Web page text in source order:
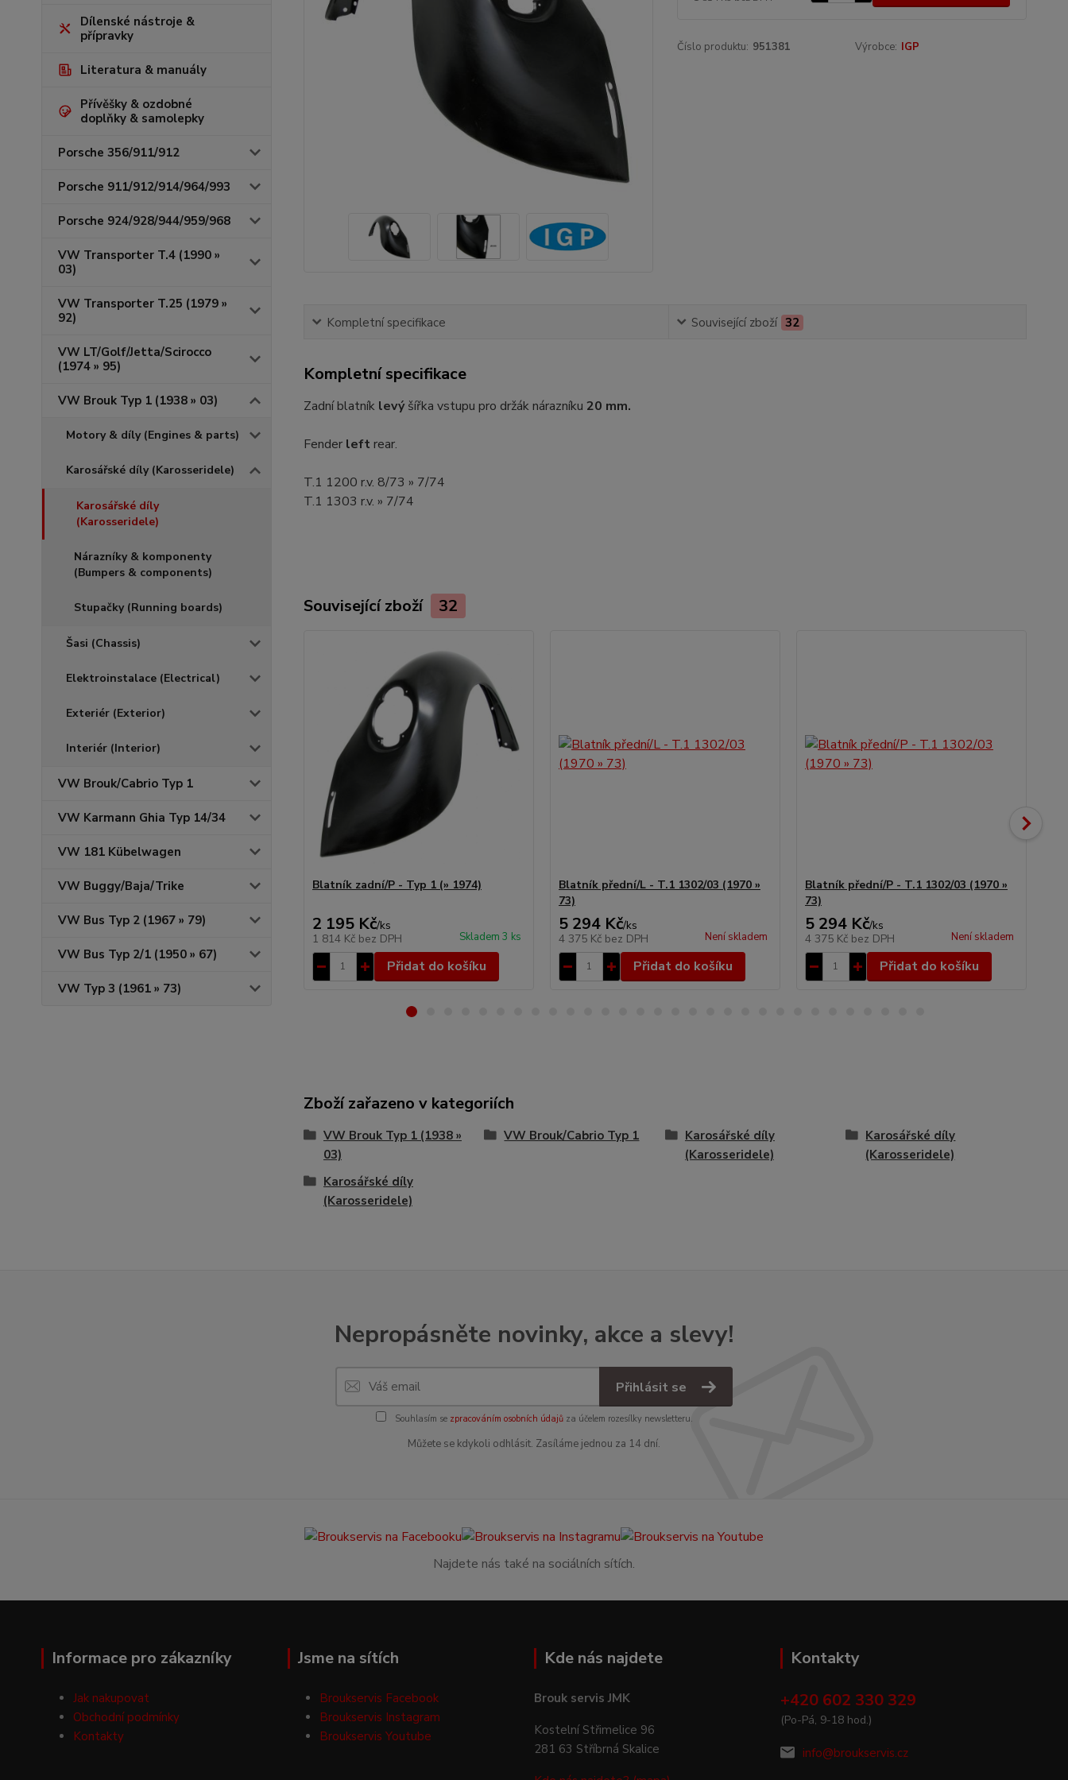
Dílenské nástroje &
přípravky
Literatura & manuály
Přívěšky & ozdobné
doplňky & samolepky
Porsche 356/911/912
Porsche 911/912/914/964/993
Porsche 924/928/944/959/968
VW Transporter T.4 (1990 »
03)
VW Transporter T.25 (1979 »
92)
VW LT/Golf/Jetta/Scirocco
(1974 » 95)
VW Brouk Typ 1 (1938 » 03)
Motory & díly (Engines & parts)
Karosářské díly (Karosseridele)
Karosářské díly
(Karosseridele)
Nárazníky & komponenty
(Bumpers & components)
Stupačky (Running boards)
Šasi (Chassis)
Elektroinstalace (Electrical)
Exteriér (Exterior)
Interiér (Interior)
VW Brouk/Cabrio Typ 1
VW Karmann Ghia Typ 14/34
VW 181 Kübelwagen
VW Buggy/Baja/Trike
VW Bus Typ 2 (1967 » 79)
VW Bus Typ 2/1 (1950 » 67)
VW Typ 3 (1961 » 73)
Číslo produktu: 951381 Výrobce: IGP
Kompletní specifikace Související zboží 32
Kompletní specifikace
Zadní blatník levýšířka vstupu pro držák nárazníku 20 mm.
Fender left rear.
T.1 1200 r.v. 8/73 » 7/74
T.1 1303 r.v. » 7/74
Související zboží 32
Blatník zadní/P - Typ 1 (» 1974)
2 195 Kč/ks
1 814 Kč bez DPH Skladem 3 ks
Přidat do košíku
Blatník přední/L - T.1 1302/03 (1970 »
73)
5 294 Kč/ks
4 375 Kč bez DPH Není skladem
Přidat do košíku
Blatník přední/P - T.1 1302/03 (1970 »
73)
5 294 Kč/ks
4 375 Kč bez DPH Není skladem
Přidat do košíku
Zboží zařazeno v kategoriích
VW Brouk Typ 1 (1938 »
03)
VW Brouk/Cabrio Typ 1
Karosářské díly
(Karosseridele)
Karosářské díly
(Karosseridele)
Karosářské díly
(Karosseridele)
Nepropásněte novinky, akce a slevy!
Přihlásit se
Souhlasím se zpracováním osobních údajůza účelem rozesílky newsletteru.
Můžete se kdykoli odhlásit. Zasíláme jednou za 14 dní.
Najdete nás také na sociálních sítích.
Informace pro zákazníky
Jak nakupovat
Obchodní podmínky
Kontakty
Jsme na sítích
Broukservis Facebook
Broukservis Instagram
Broukservis Youtube
Kde nás najdete
Brouk servis JMK
Kostelní Střimelice 96
281 63 Stříbrná Skalice
Kontakty
+420 602 330 329
(Po-Pá, 9-18 hod.)
info@broukservis.cz